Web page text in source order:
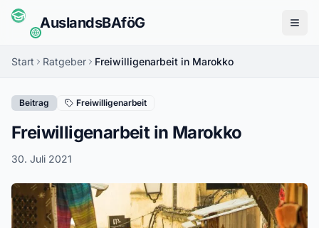
AuslandsBAföG
Start Ratgeber Freiwilligenarbeit in Marokko
Beitrag Freiwilligenarbeit
Freiwilligenarbeit in Marokko
30. Juli 2021